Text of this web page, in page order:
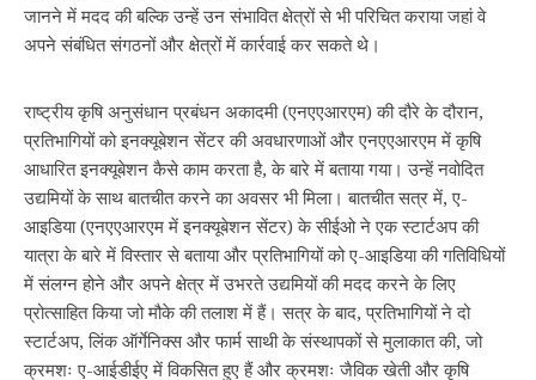
जानने में मदद की बल्कि उन्हें उन संभावित क्षेत्रों से भी परिचित कराया जहां वे
अपने संबंधित संगठनों और क्षेत्रों में कार्रवाई कर सकते थे।
राष्ट्रीय कृषि अनुसंधान प्रबंधन अकादमी (एनएएआरएम) की दौरे के दौरान,
प्रतिभागियों को इनक्यूबेशन सेंटर की अवधारणाओं और एनएएआरएम में कृषि
आधारित इनक्यूबेशन कैसे काम करता है, के बारे में बताया गया। उन्हें नवोदित
उद्यमियों के साथ बातचीत करने का अवसर भी मिला। बातचीत सत्र में, ए-
आइडिया (एनएएआरएम में इनक्यूबेशन सेंटर) के सीईओ ने एक स्टार्टअप की
यात्रा के बारे में विस्तार से बताया और प्रतिभागियों को ए-आइडिया की गतिविधियों
में संलग्न होने और अपने क्षेत्र में उभरते उद्यमियों की मदद करने के लिए
प्रोत्साहित किया जो मौके की तलाश में हैं। सत्र के बाद, प्रतिभागियों ने दो
स्टार्टअप, लिंक ऑर्गेनिक्स और फार्म साथी के संस्थापकों से मुलाकात की, जो
क्रमशः ए-आईडीईए में विकसित हुए हैं और क्रमशः जैविक खेती और कृषि